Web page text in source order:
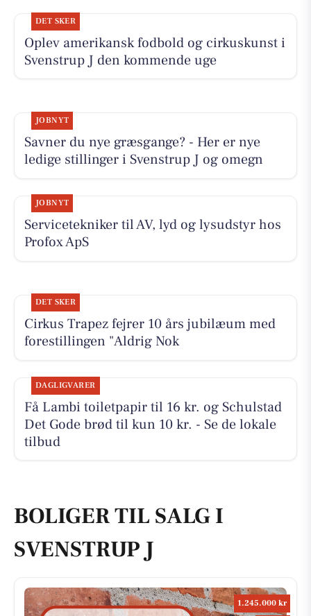
DET SKER
Oplev amerikansk fodbold og cirkuskunst i
Svenstrup J den kommende uge
JOBNYT
Savner du nye græsgange? - Her er nye
ledige stillinger i Svenstrup J og omegn
JOBNYT
Servicetekniker til AV, lyd og lysudstyr hos
Profox ApS
DET SKER
Cirkus Trapez fejrer 10 års jubilæum med
forestillingen "Aldrig Nok
DAGLIGVARER
Få Lambi toiletpapir til 16 kr. og Schulstad
Det Gode brød til kun 10 kr. - Se de lokale
tilbud
BOLIGER TIL SALG I
SVENSTRUP J
1.245.000 kr